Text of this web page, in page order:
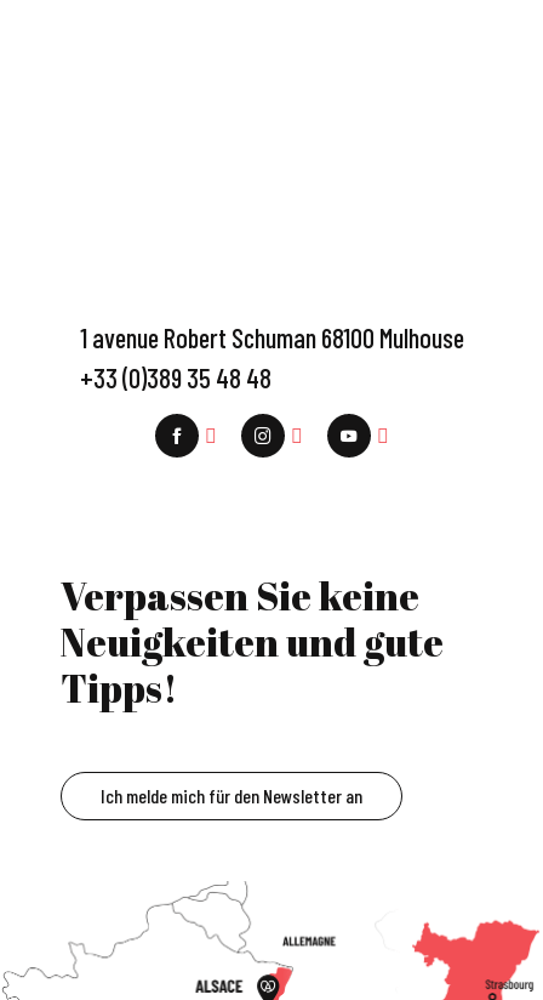
1 avenue Robert Schuman 68100 Mulhouse
+33 (0)389 35 48 48
Verpassen Sie keine
Neuigkeiten und gute
Tipps!
Ich melde mich für den Newsletter an